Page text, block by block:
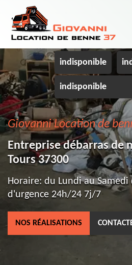
indisponible
indisponible
Giovanni Location de
Entreprise débarras de
Tours 37300
Horaire: du Lundi au Samedi
d'urgence 24h/24 7j/7
NOS RÉALISATIONS